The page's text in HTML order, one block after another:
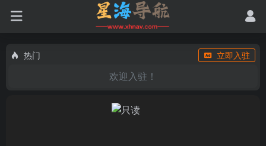
热门 立即入驻
欢迎入驻！